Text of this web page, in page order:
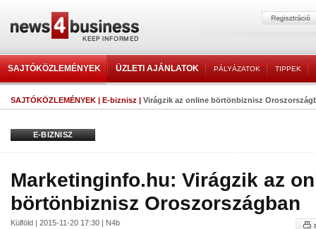
SAJTÓKÖZLEMÉNYEK ÜZLETI AJÁNLATOK PÁLYÁZATOK TIPPEK
SAJTÓKÖZLEMÉNYEK | E-biznisz | Virágzik az online börtönbiznisz
E-BIZNISZ
Marketinginfo.hu: Virágzik az
börtönbiznisz Oroszországban
Külföld | 2015-11-20 17:30 | N4b